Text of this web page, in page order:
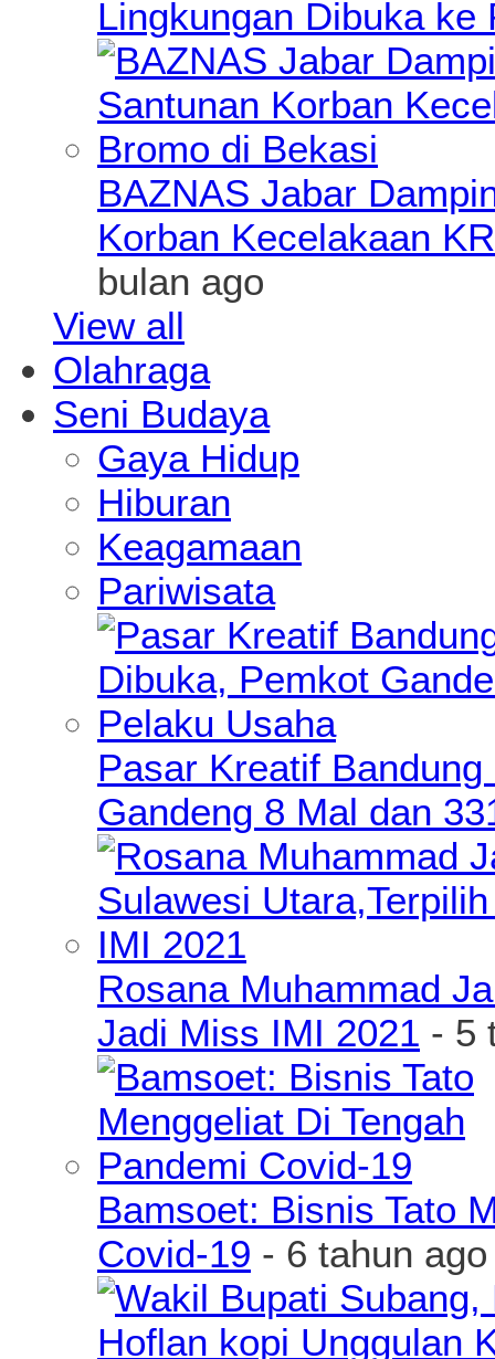
Lingkungan Dibuka ke
BAZNAS Jabar
Korban Kecelakaan
bulan ago
View all
Olahraga
Seni Budaya
Gaya Hidup
Hiburan
Keagamaan
Pariwisata
Pasar Kreatif
Gandeng 8 Mal dan
Rosana Muhammad
Jadi Miss IMI 2021 - 5
Bamsoet: Bisnis Tato
Covid-19 - 6 tahun ago